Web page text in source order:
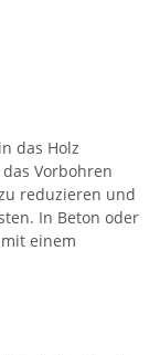
das Holz
Vorbohren
reduzieren und
In Beton oder
einem